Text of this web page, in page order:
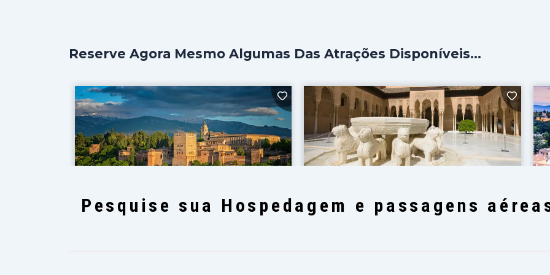
Reserve Agora Mesmo Algumas Das Atrações Disponíveis...
Pesquise sua Hospedagem e passagens